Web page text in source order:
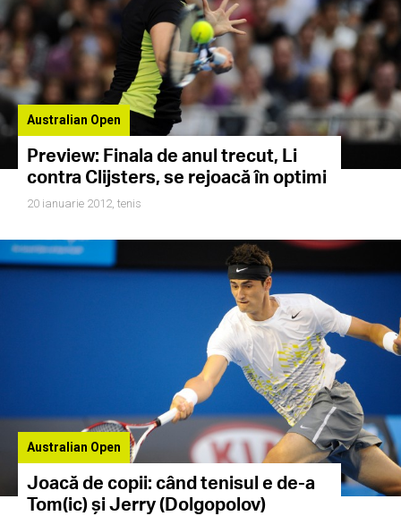
Australian Open
Preview: Finala de anul trecut, Li
contra Clijsters, se rejoacă în optimi
20 ianuarie 2012, tenis
Australian Open
Joacă de copii: când tenisul e de-a
Tom(ic) şi Jerry (Dolgopolov)